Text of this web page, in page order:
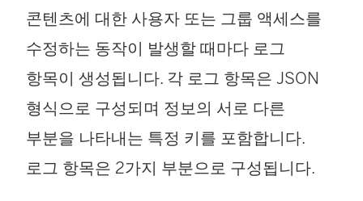
콘텐츠에 대한 사용자 또는 그룹 액세스를
수정하는 동작이 발생할 때마다 로그
항목이 생성됩니다. 각 로그 항목은 JSON
형식으로 구성되며 정보의 서로 다른
부분을 나타내는 특정 키를 포함합니다.
로그 항목은 2가지 부분으로 구성됩니다.